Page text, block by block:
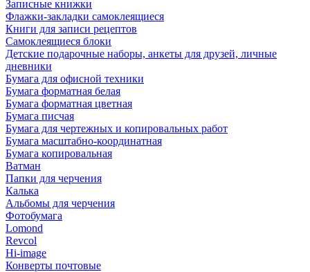
Записные книжки
Флажки-закладки самоклеящиеся
Книги для записи рецептов
Самоклеящиеся блоки
Детские подарочные наборы, анкеты для друзей, личные
дневники
Бумага для офисной техники
Бумага форматная белая
Бумага форматная цветная
Бумага писчая
Бумага для чертежных и копировальных работ
Бумага масштабно-координатная
Бумага копировальная
Ватман
Папки для черчения
Калька
Альбомы для черчения
Фотобумага
Lomond
Revcol
Hi-image
Конверты почтовые